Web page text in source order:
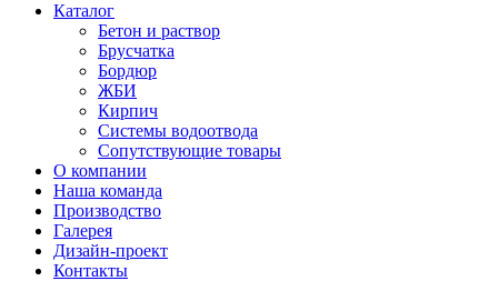
Каталог
Бетон и раствор
Брусчатка
Бордюр
ЖБИ
Кирпич
Системы водоотвода
Сопутствующие товары
О компании
Наша команда
Производство
Галерея
Дизайн-проект
Контакты